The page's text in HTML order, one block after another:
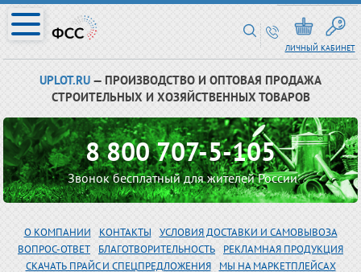
ЛИЧНЫЙ КАБИНЕТ
UPLOT.RU — ПРОИЗВОДСТВО И ОПТОВАЯ ПРОДАЖА
СТРОИТЕЛЬНЫХ И ХОЗЯЙСТВЕННЫХ ТОВАРОВ
8 800 707-5-105
Звонок бесплатный для жителей России
О КОМПАНИИ КОНТАКТЫ
УСЛОВИЯ ДОСТАВКИ И САМОВЫВОЗА
ВОПРОС-ОТВЕТ
БЛАГОТВОРИТЕЛЬНОСТЬ
РЕКЛАМНАЯ ПРОДУКЦИЯ
СКАЧАТЬ ПРАЙС И СПЕЦПРЕДЛОЖЕНИЯ
МЫ НА МАРКЕТПЛЕЙСАХ